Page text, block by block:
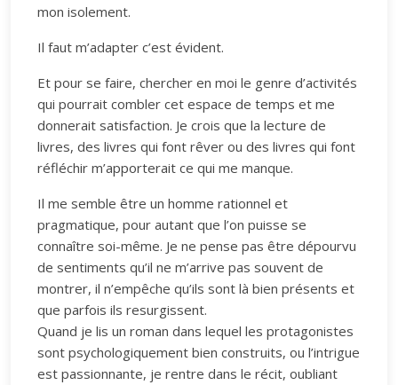
mon isolement.
Il faut m’adapter c’est évident.
Et pour se faire, chercher en moi le genre d’activités
qui pourrait combler cet espace de temps et me
donnerait satisfaction. Je crois que la lecture de
livres, des livres qui font rêver ou des livres qui font
réfléchir m’apporterait ce qui me manque.
Il me semble être un homme rationnel et
pragmatique, pour autant que l’on puisse se
connaître soi-même. Je ne pense pas être dépourvu
de sentiments qu’il ne m’arrive pas souvent de
montrer, il n’empêche qu’ils sont là bien présents et
que parfois ils resurgissent.
Quand je lis un roman dans lequel les protagonistes
sont psychologiquement bien construits, ou l’intrigue
est passionnante, je rentre dans le récit, oubliant